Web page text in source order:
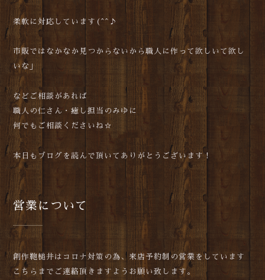
柔軟に対応しています(^^♪
市販ではなかなか見つからないから職人に作って欲しいて欲し
いな」
などご相談があれば
職人の仁さん・癒し担当のみゆに
何でもご相談くださいね☆
本日もブログを読んで頂いてありがとうございます！
営業について
創作鞄槌井はコロナ対策の為、来店予約制の営業をしています
こちらまでご連絡頂きますようお願い致します。